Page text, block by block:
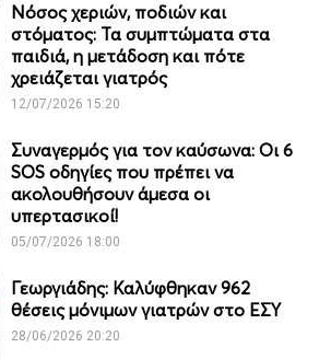
Νόσος χεριών, ποδιών και
στόματος: Τα συμπτώματα στα
παιδιά, η μετάδοση και πότε
χρειάζεται γιατρός
12/07/2026 15:20
Συναγερμός για τον καύσωνα: Οι 6
SOS οδηγίες που πρέπει να
ακολουθήσουν άμεσα οι
υπερτασικοί!
05/07/2026 18:00
Γεωργιάδης: Καλύφθηκαν 962
θέσεις μόνιμων γιατρών στο ΕΣΥ
28/06/2026 20:20